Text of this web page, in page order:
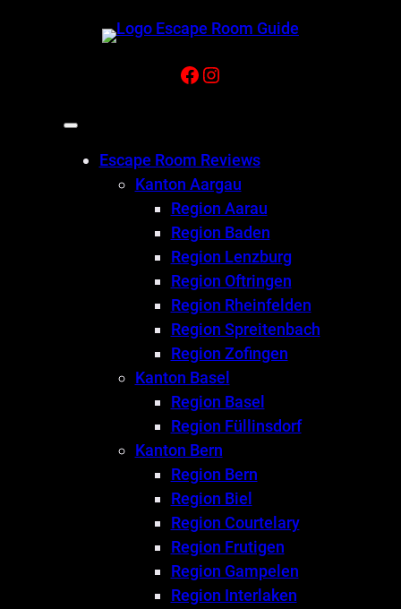
Facebook
Instagram
Escape Room Reviews
Kanton Aargau
Region Aarau
Region Baden
Region Lenzburg
Region Oftringen
Region Rheinfelden
Region Spreitenbach
Region Zofingen
Kanton Basel
Region Basel
Region Füllinsdorf
Kanton Bern
Region Bern
Region Biel
Region Courtelary
Region Frutigen
Region Gampelen
Region Interlaken